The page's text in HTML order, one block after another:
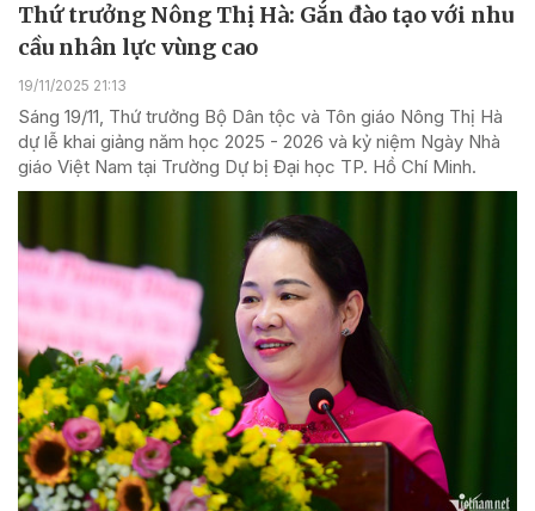
Thứ trưởng Nông Thị Hà: Gắn đào tạo với nhu
cầu nhân lực vùng cao
19/11/2025 21:13
Sáng 19/11, Thứ trưởng Bộ Dân tộc và Tôn giáo Nông Thị Hà
dự lễ khai giảng năm học 2025 - 2026 và kỷ niệm Ngày Nhà
giáo Việt Nam tại Trường Dự bị Đại học TP. Hồ Chí Minh.